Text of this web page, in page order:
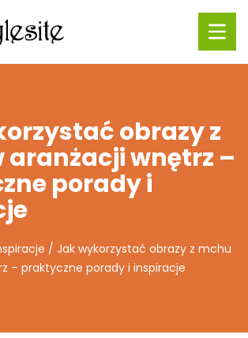
obrazy z
aranżacji wnętrz –
porady i
/ Jak wykorzystać obrazy z mchu
– praktyczne porady i inspiracje